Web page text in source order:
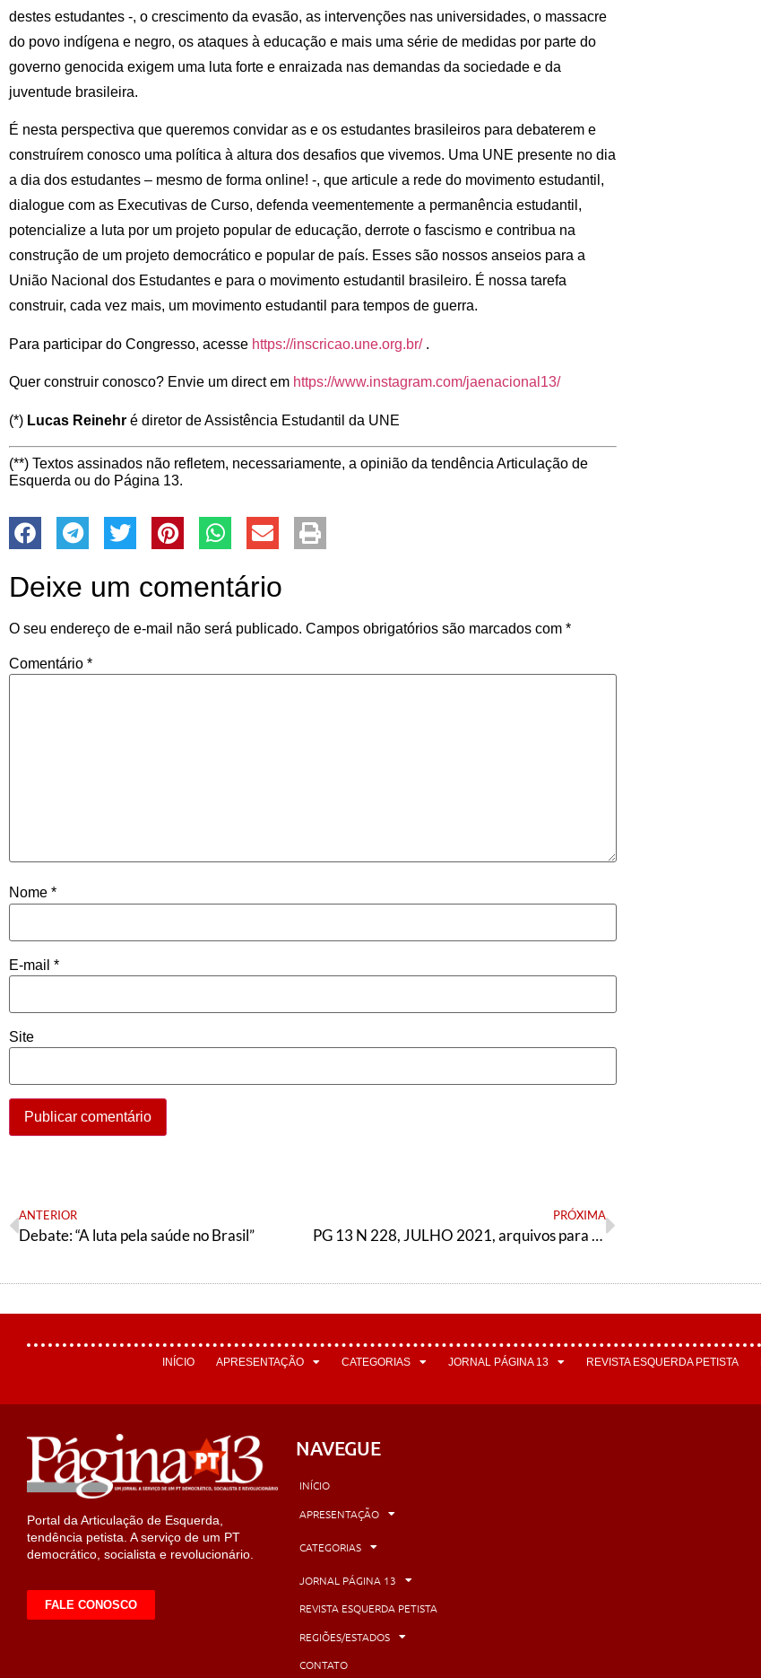
destes estudantes -, o crescimento da evasão, as intervenções nas universidades, o massacre
do povo indígena e negro, os ataques à educação e mais uma série de medidas por parte do
governo genocida exigem uma luta forte e enraizada nas demandas da sociedade e da
juventude brasileira.
É nesta perspectiva que queremos convidar as e os estudantes brasileiros para debaterem e
construírem conosco uma política à altura dos desafios que vivemos. Uma UNE presente no dia
a dia dos estudantes – mesmo de forma online! -, que articule a rede do movimento estudantil,
dialogue com as Executivas de Curso, defenda veementemente a permanência estudantil,
potencialize a luta por um projeto popular de educação, derrote o fascismo e contribua na
construção de um projeto democrático e popular de país. Esses são nossos anseios para a
União Nacional dos Estudantes e para o movimento estudantil brasileiro. É nossa tarefa
construir, cada vez mais, um movimento estudantil para tempos de guerra.
Para participar do Congresso, acesse https://inscricao.une.org.br/.
Quer construir conosco? Envie um direct em https://www.instagram.com/jaenacional13/
(*) Lucas Reinehr é diretor de Assistência Estudantil da UNE
(**) Textos assinados não refletem, necessariamente, a opinião da tendência Articulação de
Esquerda ou do Página 13.
Deixe um comentário
O seu endereço de e-mail não será publicado. Campos obrigatórios são marcados com *
Comentário *
Nome *
E-mail *
Site
ANTERIOR
Debate: “A luta pela saúde no Brasil”
PRÓXIMA
PG 13 N 228, JULHO 2021, arquivos para gráfica
INÍCIO APRESENTAÇÃO CATEGORIAS JORNAL PÁGINA 13 REVISTA ESQUERDA PETISTA
Portal da Articulação de Esquerda,
tendência petista. A serviço de um PT
democrático, socialista e revolucionário.
FALE CONOSCO
NAVEGUE
INÍCIO
APRESENTAÇÃO
CATEGORIAS
JORNAL PÁGINA 13
REVISTA ESQUERDA PETISTA
REGIÕES/ESTADOS
CONTATO